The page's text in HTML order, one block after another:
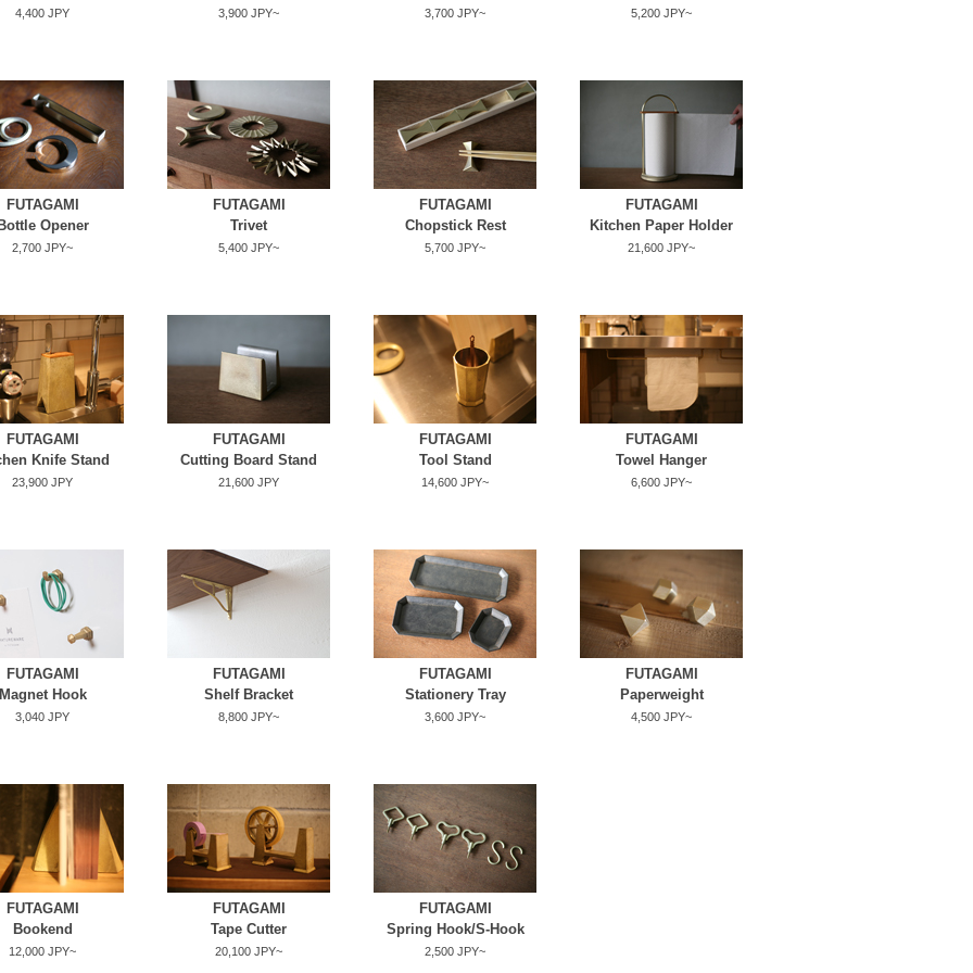
4,400 JPY 3,900 JPY~ 3,700 JPY~ 5,200 JPY~
FUTAGAMI
Opener
2,700 JPY~
FUTAGAMI
Trivet
5,400 JPY~
FUTAGAMI
Chopstick Rest
5,700 JPY~
FUTAGAMI
Kitchen Paper Holder
21,600 JPY~
FUTAGAMI
Knife Stand
23,900 JPY
FUTAGAMI
Cutting Board Stand
21,600 JPY
FUTAGAMI
Tool Stand
14,600 JPY~
FUTAGAMI
Towel Hanger
6,600 JPY~
FUTAGAMI
Hook
3,040 JPY
FUTAGAMI
Shelf Bracket
8,800 JPY~
FUTAGAMI
Stationery Tray
3,600 JPY~
FUTAGAMI
Paperweight
4,500 JPY~
FUTAGAMI
Bookend
12,000 JPY~
FUTAGAMI
Tape Cutter
20,100 JPY~
FUTAGAMI
Spring Hook/S-Hook
2,500 JPY~